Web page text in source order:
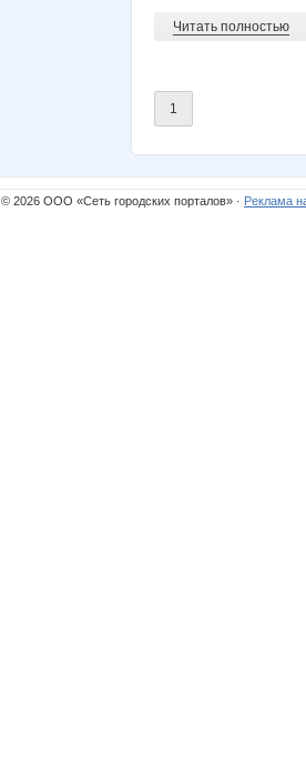
Читать полностью
1
© 2026 ООО «Сеть городских порталов» · Реклама